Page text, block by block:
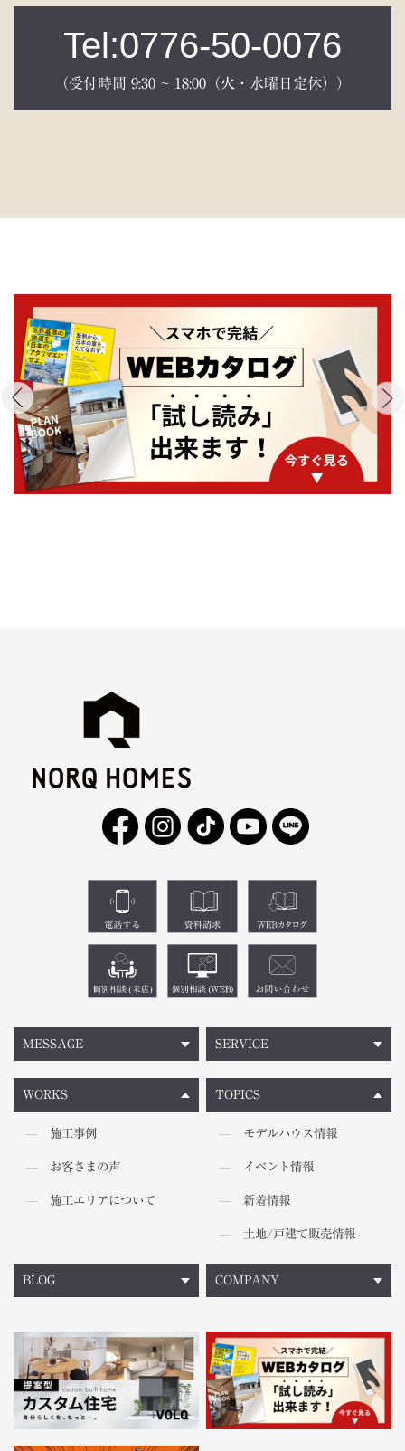
Tel:0776-50-0076
（受付時間 9:30 ~ 18:00（火・水曜日定休））
MESSAGE
WORKS
施工事例
お客さまの声
施工エリアについて
TOPICS
モデルハウス情報
イベント情報
新着情報
土地/戸建て販売情報
SERVICE
BLOG COMPANY